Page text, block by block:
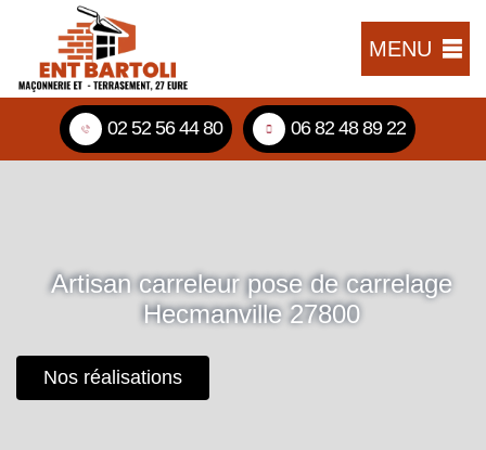
MENU
02 52 56 44 80 06 82 48 89 22
Artisan carreleur pose de carrelage
Hecmanville 27800
Nos réalisations